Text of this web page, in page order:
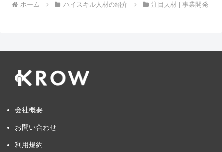
ホーム ハイスキル人材の紹介 注目人材 | 事業開発
会社概要
お問い合わせ
利用規約